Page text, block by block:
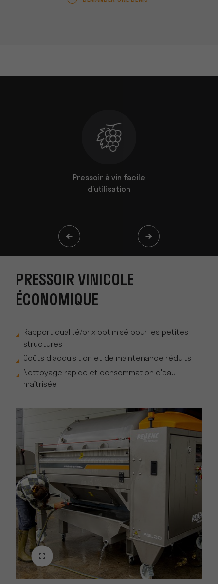
Pressoir à vin facile
d’utilisation
PRESSOIR VINICOLE
ÉCONOMIQUE
Rapport qualité/prix optimisé pour les petites
structures
Coûts d'acquisition et de maintenance réduits
Nettoyage rapide et consommation d'eau
maîtrisée